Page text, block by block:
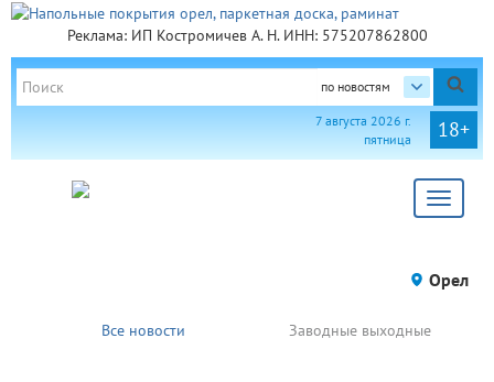
Реклама: ИП Костромичев А. Н. ИНН: 575207862800
по новостям
18+
7 августа 2026 г.
пятница
Toggle
Орел
Все новости Заводные выходные